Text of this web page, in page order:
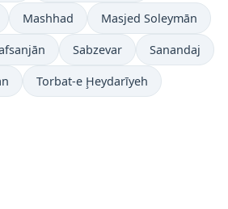
Mashhad Masjed Soleymān
Sabzevar Sanandaj
Torbat-e Ḩeydarīyeh